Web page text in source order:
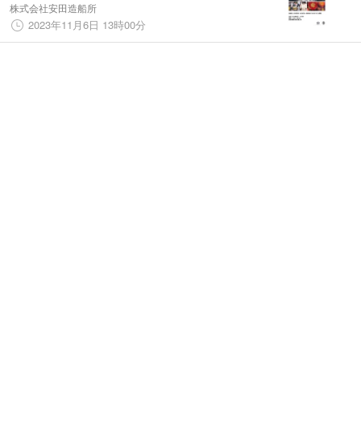
株式会社安田造船所
2023年11月6日 13時00分